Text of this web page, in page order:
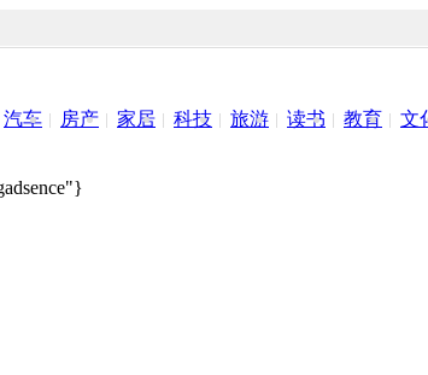
汽车 房产 家居 科技 旅游 读书 教育 文